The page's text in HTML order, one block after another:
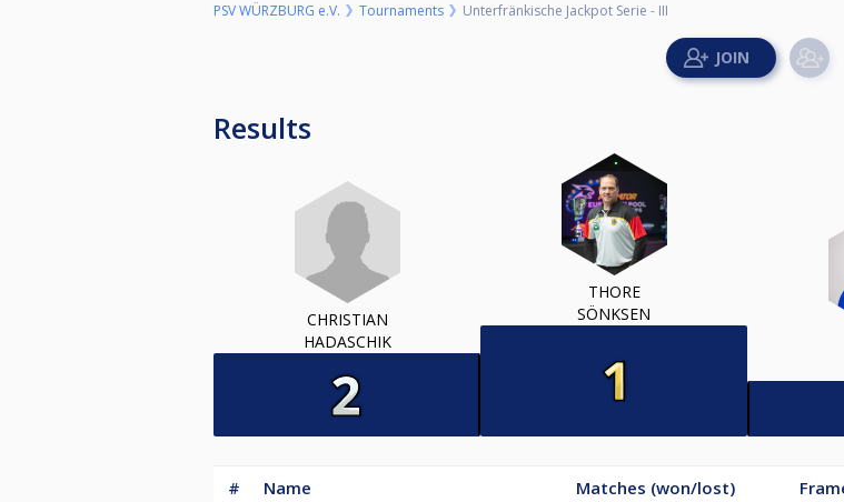
PSV WÜRZBURG e.V. Tournaments Unterfränkische Jackpot Serie - III
Results
CHRISTIAN
HADASCHIK
THORE
SÖNKSEN
# Name Matches (won/lost)